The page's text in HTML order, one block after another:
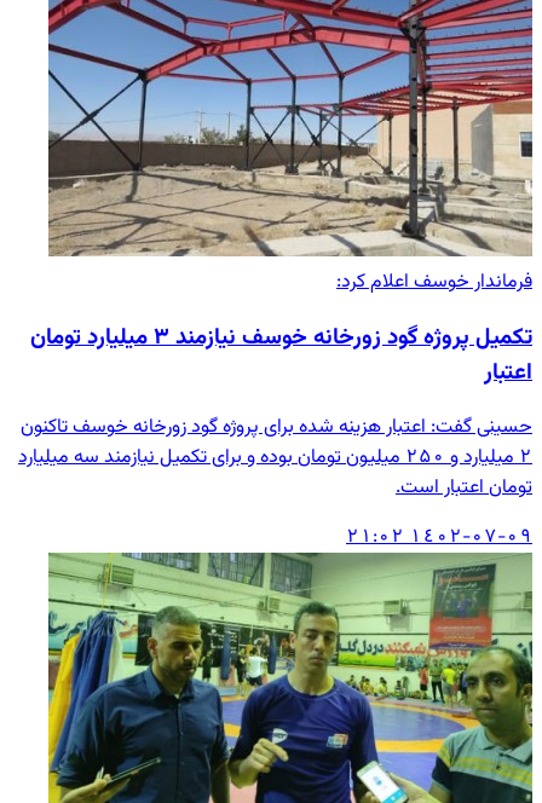
فرماندار خوسف اعلام کرد:
تکمیل پروژه گود زورخانه خوسف نیازمند ۳ میلیارد تومان
اعتبار
حسینی گفت: اعتبار هزینه شده برای پروژه گود زورخانه خوسف تاکنون
۲ میلیارد و ۲۵۰ میلیون تومان بوده و برای تکمیل نیازمند سه میلیارد
تومان اعتبار است.
۱٤۰۲-۰۷-۰۹ ۲۱:۰۲